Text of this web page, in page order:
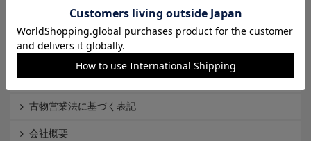
個人情報保護方針
Cookieポリシー
特定商取引法に基づく表記
古物営業法に基づく表記
会社概要